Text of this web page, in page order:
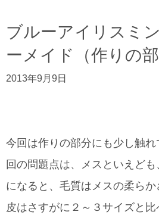
ブルーアイリスミ
ーメイド（作りの部
2013年9月9日
今回は作りの部分にも少し触
回の問題点は、メスといえど
になると、毛質はメスの柔らか
皮はさすがに２～３サイズと